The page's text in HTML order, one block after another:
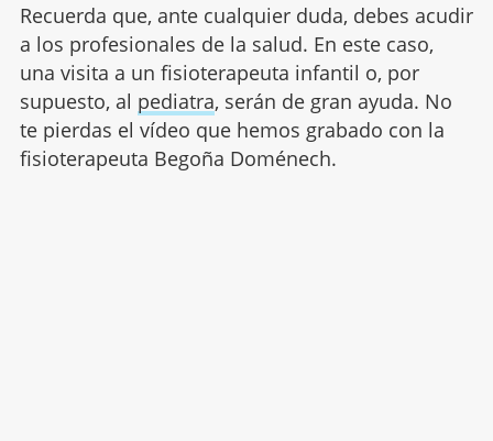
Recuerda que, ante cualquier duda, debes acudir
a los profesionales de la salud. En este caso,
una visita a un fisioterapeuta infantil o, por
supuesto, al pediatra, serán de gran ayuda. No
te pierdas el vídeo que hemos grabado con la
fisioterapeuta Begoña Doménech.